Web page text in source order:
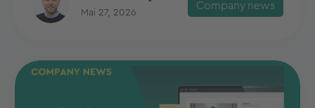
Mai 27, 2026
Company news